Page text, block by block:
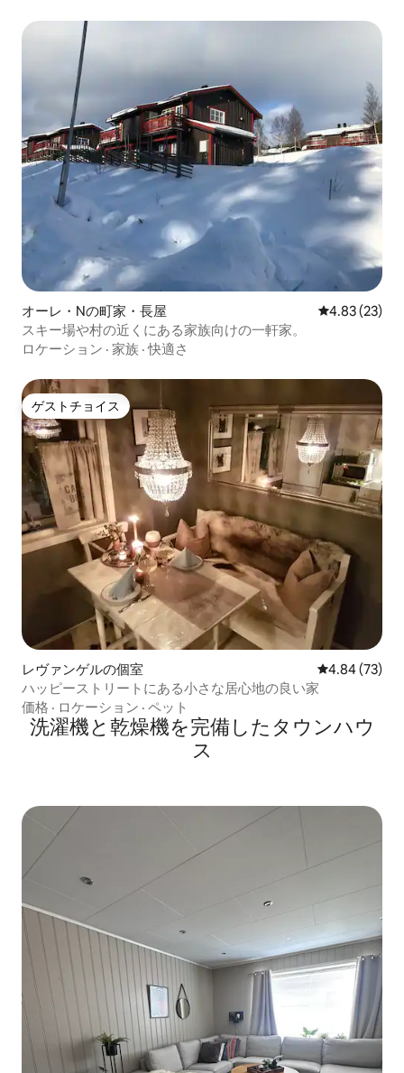
オーレ・Nの町家・長屋 レビュー23
4.83 (23)
スキー場や村の近くにある家族向けの一軒家。
ロケーション · 家族 ·快適さ
ゲストチョイス
ゲストチョイス
レヴァンゲルの個室 レビュー73
4.84 (73)
ハッピーストリートにある小さな居心地の良い家
価格 · ロケーション · ペット
洗濯機と乾燥機を完備したタウンハウ
ス